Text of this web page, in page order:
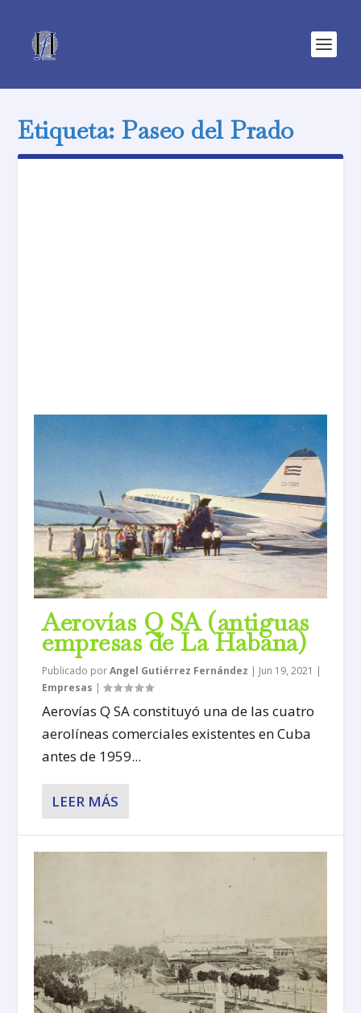
Etiqueta:Paseo del Prado
Aerovías Q SA (antiguas
empresas de La Habana)
Publicado porAngel Gutiérrez Fernández | Jun 19, 2021 |
Empresas |
Aerovías Q SA constituyó una de las cuatro
aerolíneas comerciales existentes en Cuba
antes de 1959...
LEER MÁS